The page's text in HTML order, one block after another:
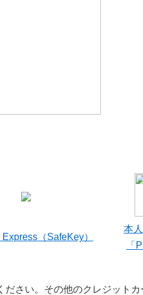
（SafeKey）
本
「
さい。その他のクレジット